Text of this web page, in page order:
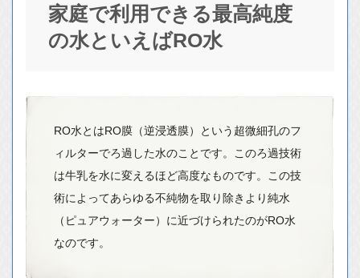
家庭で利用できる最高純度
の水といえばRO水
RO水とはRO膜（逆浸透膜）という超微細孔のフ
ィルターでろ過した水のことです。このろ過技術
は牛乳を水に変えるほど高度なものです。この技
術によってあらゆる不純物を取り除きより純水
（ピュアウォーター）に近づけられたのがRO水
なのです。